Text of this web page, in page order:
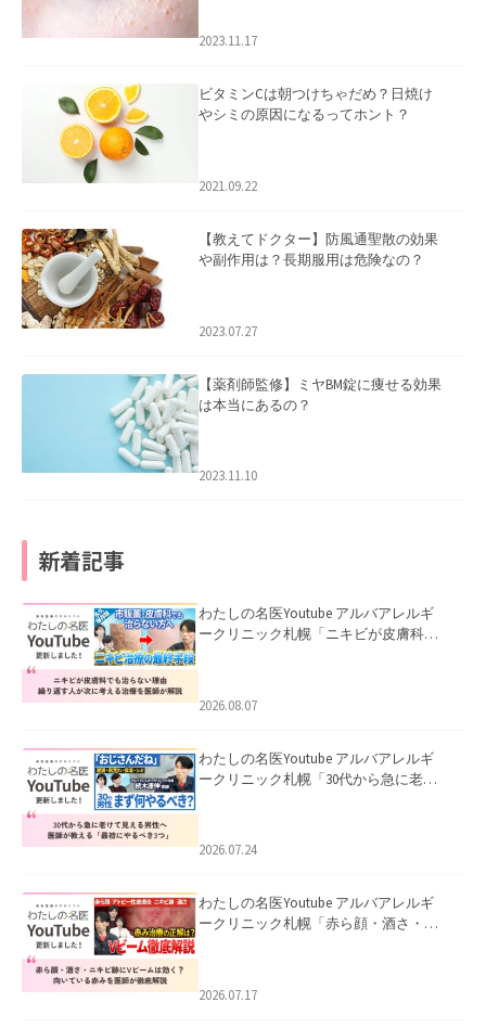
2023.11.17
ビタミンCは朝つけちゃだめ？日焼け
やシミの原因になるってホント？
2021.09.22
【教えてドクター】防風通聖散の効果
や副作用は？長期服用は危険なの？
2023.07.27
【薬剤師監修】ミヤBM錠に痩せる効果
は本当にあるの？
2023.11.10
新着記事
わたしの名医Youtube アルバアレルギ
ークリニック札幌「ニキビが皮膚科で
ました。
2026.08.07
わたしの名医Youtube アルバアレルギ
ークリニック札幌「30代から急に老け
た。
2026.07.24
わたしの名医Youtube アルバアレルギ
ークリニック札幌「赤ら顔・酒さ・ニ
2026.07.17